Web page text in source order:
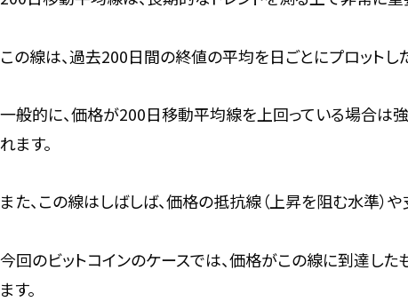
この線は、過去200日間の終値の平均を日ごとにプロットし
一般的に、価格が200日移動平均線を上回っている場合は
れます。
また、この線はしばしば、価格の抵抗線（上昇を阻む水準）
今回のビットコインのケースでは、価格がこの線に到達し
ます。